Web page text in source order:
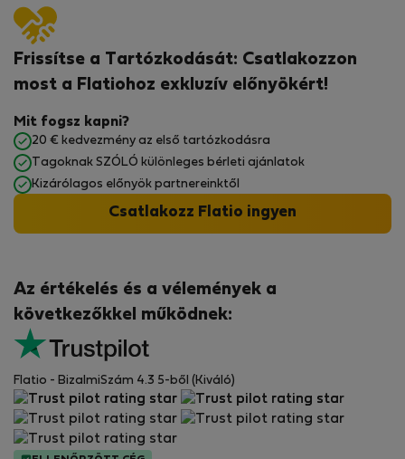
Az értékelés és a vélemények a
következőkkel működnek:
Flatio - BizalmiSzám 4.3 5-ből (Kiváló)
Frissítse a Tartózkodását: Csatlakozzon
most a Flatiohoz exkluzív előnyökért!
Mit fogsz kapni?
20 € kedvezmény az első tartózkodásra
Tagoknak SZÓLÓ különleges bérleti ajánlatok
Kizárólagos előnyök partnereinktől
Csatlakozz Flatio ingyen